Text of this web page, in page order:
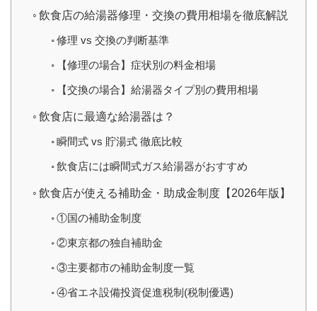
飲食店の給湯器修理・交換の費用相場を徹底解説
修理 vs 交換の判断基準
【修理の場合】症状別の料金相場
【交換の場合】給湯器タイプ別の費用相場
飲食店に最適な給湯器は？
瞬間式 vs 貯湯式 徹底比較
飲食店には瞬間式ガス給湯器がおすすめ
飲食店が使える補助金・助成金制度【2026年版】
①国の補助金制度
②東京都の独自補助金
③主要都市の補助金制度一覧
④省エネ設備投資促進税制(税制優遇)